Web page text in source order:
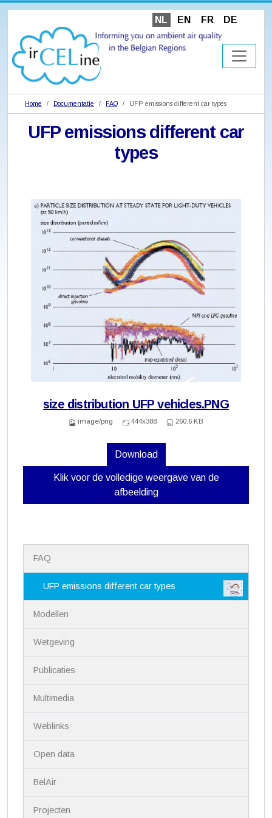
NL EN FR DE
Home Documentatie FAQ UFP emissions different car types
UFP emissions different car
types
size distribution UFP vehicles.PNG
image/png 444x388 260.6 KB
Download
Klik voor de volledige weergave van de
afbeelding
v
FAQ
UFP emissions different car types
Modellen
Wetgeving
Publicaties
Multimedia
Weblinks
Open data
BelAir
Projecten